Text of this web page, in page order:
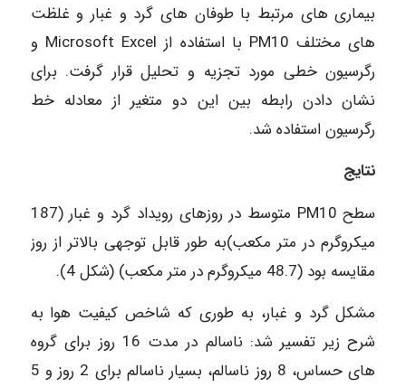
بیماری های مرتبط با طوفان های گرد و غبار و غلظت
های مختلف PM10 با استفاده از Microsoft Excel و
رگرسیون خطی مورد تجزیه و تحلیل قرار گرفت. برای
نشان دادن رابطه بین این دو متغیر از معادله خط
رگرسیون استفاده شد.
نتایج
سطح PM10 متوسط در روزهای رویداد گرد و غبار (187
میکروگرم در متر مکعب)به طور قابل توجهی بالاتر از روز
مقایسه بود (48.7 میکروگرم در متر مکعب) (شکل 4).
مشکل گرد و غبار، به طوری که شاخص کیفیت هوا به
شرح زیر تفسیر شد: ناسالم در مدت 16 روز برای گروه
های حساس، 8 روز ناسالم، بسیار ناسالم برای 2 روز و 5